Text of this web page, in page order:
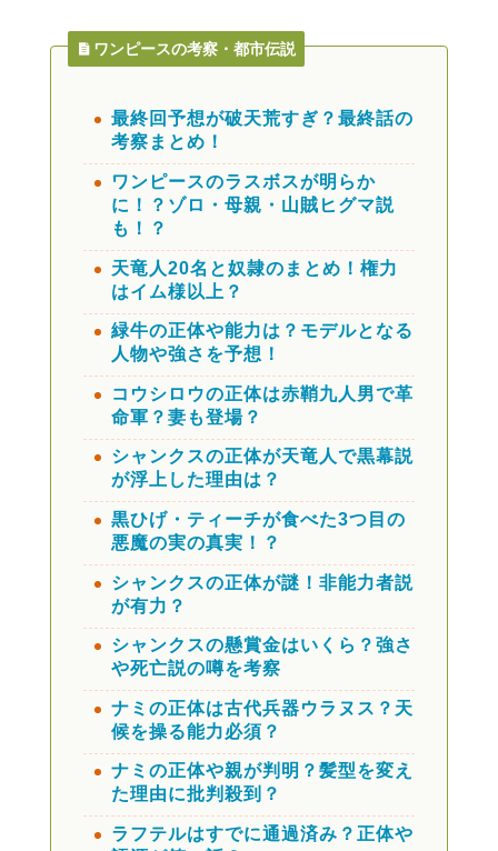
ワンピースの考察・都市伝説
最終回予想が破天荒すぎ？最終話の
考察まとめ！
ワンピースのラスボスが明らか
に！？ゾロ・母親・山賊ヒグマ説
も！？
天竜人20名と奴隷のまとめ！権力
はイム様以上？
緑牛の正体や能力は？モデルとなる
人物や強さを予想！
コウシロウの正体は赤鞘九人男で革
命軍？妻も登場？
シャンクスの正体が天竜人で黒幕説
が浮上した理由は？
黒ひげ・ティーチが食べた3つ目の
悪魔の実の真実！？
シャンクスの正体が謎！非能力者説
が有力？
シャンクスの懸賞金はいくら？強さ
や死亡説の噂を考察
ナミの正体は古代兵器ウラヌス？天
候を操る能力必須？
ナミの正体や親が判明？髪型を変え
た理由に批判殺到？
ラフテルはすでに通過済み？正体や